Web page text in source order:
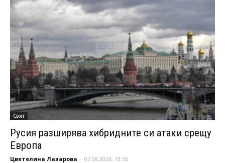
Свят
Русия разширява хибридните си атаки срещу
Европа
Цветелина Лазарова - 07.08.2026, 13:56